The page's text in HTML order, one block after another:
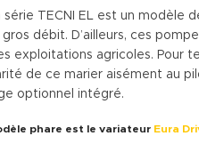
TECNI EL est un modèle
débit. D’ailleurs, ces
exploitations agricoles. Pour
de ce marier aisément au
optionnel intégré.
phare est le variateur Eura